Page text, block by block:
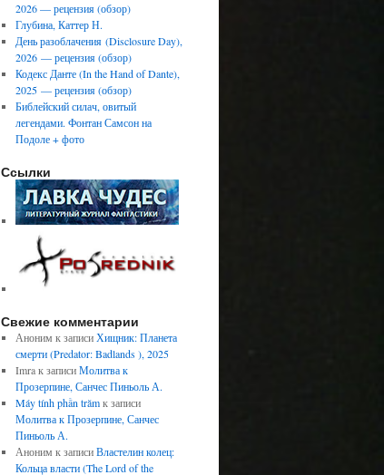
2026 — рецензия (обзор)
Глубина, Каттер Н.
День разоблачения (Disclosure Day),
2026 — рецензия (обзор)
Кодекс Данте (In the Hand of Dante),
2025 — рецензия (обзор)
Библейский силач, овитый
легендами. Фонтан Самсон на
Подоле + фото
Ссылки
Свежие комментарии
Аноним к записиХищник: Планета
смерти (Predator: Badlands ), 2025
Imraк записиМолитва к
Прозерпине, Санчес Пиньоль А.
Máy tính phần trămк записи
Молитва к Прозерпине, Санчес
Пиньоль А.
Аноним к записиВластелин колец:
Кольца власти (The Lord of the